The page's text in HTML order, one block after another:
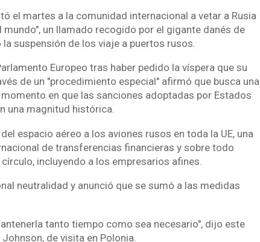
el martes a la comunidad internacional a vetar a Rusia
un llamado recogido por el gigante danés de
suspensión de los viaje a puertos rusos.
Europeo tras haber pedido la víspera que su
de un "procedimiento especial" afirmó que busca una
en que las sanciones adoptadas por Estados
una magnitud histórica.
espacio aéreo a los aviones rusos en toda la UE, una
de transferencias financieras y sobre todo
incluyendo a los empresarios afines.
neutralidad y anunció que se sumó a las medidas
tanto tiempo como sea necesario", dijo este
de visita en Polonia.